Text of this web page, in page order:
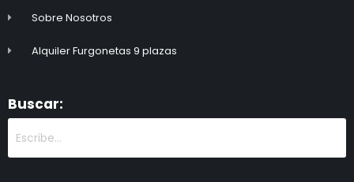
Sobre Nosotros
Alquiler Furgonetas 9 plazas
Buscar: